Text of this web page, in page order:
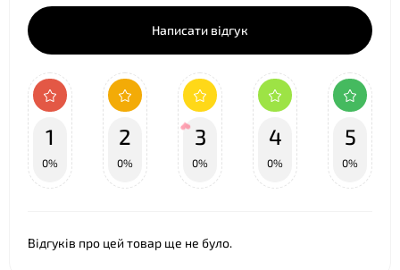
Написати відгук
1
0%
2
0%
3
0%
4
0%
5
0%
Відгуків про цей товар ще не було.